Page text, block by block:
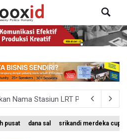
Nama Stasiun LRT Pegangsaan 2
Putri Nusantara akan Bela Indonesia
pusat dana sal srikandi merdeka cup